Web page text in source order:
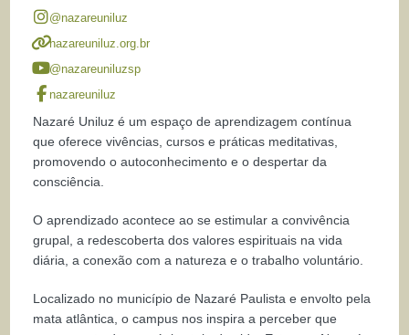
@nazareuniluz
nazareuniluz.org.br
@nazareuniluzsp
nazareuniluz
Nazaré Uniluz é um espaço de aprendizagem contínua
que oferece vivências, cursos e práticas meditativas,
promovendo o autoconhecimento e o despertar da
consciência.
O aprendizado acontece ao se estimular a convivência
grupal, a redescoberta dos valores espirituais na vida
diária, a conexão com a natureza e o trabalho voluntário.
Localizado no município de Nazaré Paulista e envolto pela
mata atlântica, o campus nos inspira a perceber que